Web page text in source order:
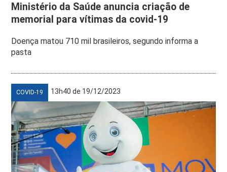
Ministério da Saúde anuncia criação de
memorial para vítimas da covid-19
Doença matou 710 mil brasileiros, segundo informa a
pasta
COVID-19 13h40 de 19/12/2023